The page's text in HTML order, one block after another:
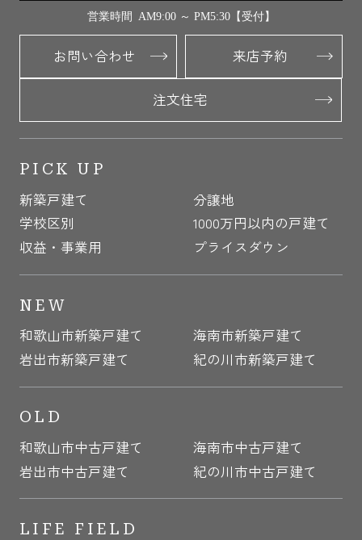
営業時間 AM9:00 ～ PM5:30【受付】
お問い合わせ 来店予約
注文住宅
PICK UP
新築戸建て
分譲地
学校区別
1000万円以内の戸建て
収益・事業用
プライスダウン
NEW
和歌山市新築戸建て
海南市新築戸建て
岩出市新築戸建て
紀の川市新築戸建て
OLD
和歌山市中古戸建て
海南市中古戸建て
岩出市中古戸建て
紀の川市中古戸建て
LIFE FIELD